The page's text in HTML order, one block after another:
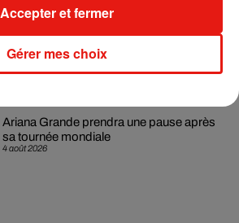
Tiny Desk invite Charlie Puth pour une
4 août 2026
Ariana Grande prendra une pause après
sa tournée mondiale
Gérer mes choix
Accepter et fermer